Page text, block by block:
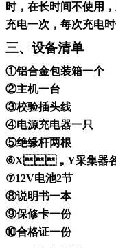
时，在长时间不使用
充电一次，每次充电时
三、设备清单
①铝合金包装箱一个
②主机一台
③校验插头线
④电源充电器一只
⑤绝缘杆两根
⑥X，Y采集器
⑦12V电池2节
⑧说明书一本
⑨保修卡一份
⑩合格证一份